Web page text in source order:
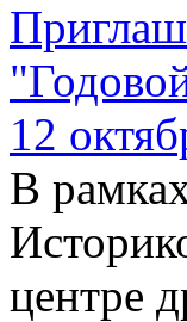
12
В
центре